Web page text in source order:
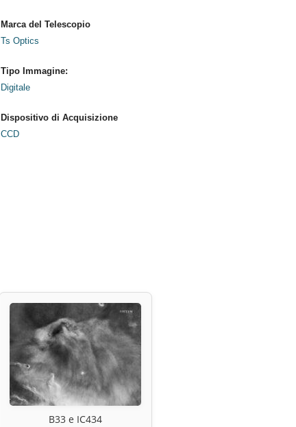
Marca del Telescopio
Ts Optics
Tipo Immagine:
Digitale
Dispositivo di Acquisizione
CCD
B33 e IC434